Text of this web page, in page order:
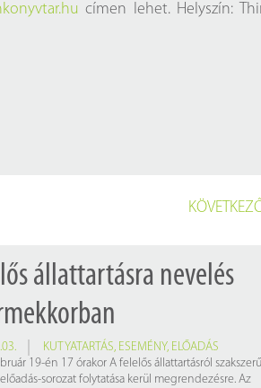
címen lehet. Helyszín:
állattartásra nevelés
KUTYATARTÁS, ESEMÉNY, ELŐADÁS
19-én 17 órakor A felelős állattartásról
sorozat folytatása kerül megrendezésre. Az